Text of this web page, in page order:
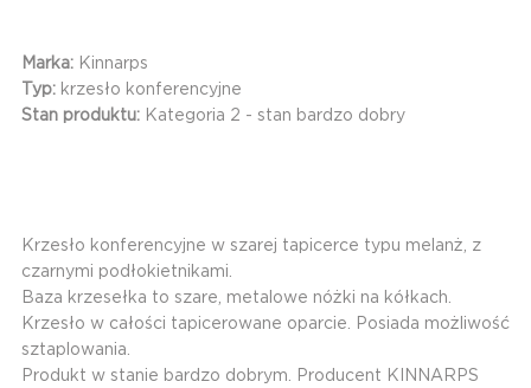
Marka: Kinnarps
Typ: krzesło konferencyjne
Stan produktu: Kategoria 2 - stan bardzo dobry
Krzesło konferencyjne w szarej tapicerce typu melanż, z
czarnymi podłokietnikami.
Baza krzesełka to szare, metalowe nóżki na kółkach.
Krzesło w całości tapicerowane oparcie. Posiada możliwość
sztaplowania.
Produkt w stanie bardzo dobrym. Producent KINNARPS